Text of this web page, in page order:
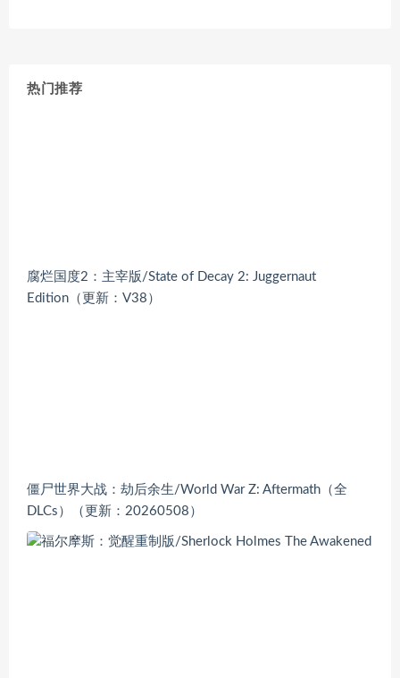
热门推荐
腐烂国度2：主宰版/State of Decay 2: Juggernaut
Edition（更新：V38）
僵尸世界大战：劫后余生/World War Z: Aftermath（全
DLCs）（更新：20260508）